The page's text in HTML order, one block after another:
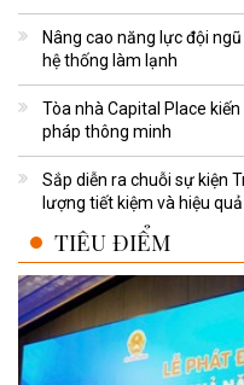
Nâng cao năng lực đội
hệ thống làm lạnh
Tòa nhà Capital Place
pháp thông minh
Sắp diễn ra chuỗi sự kiện
lượng tiết kiệm và hiệu
TIÊU ĐIỂM